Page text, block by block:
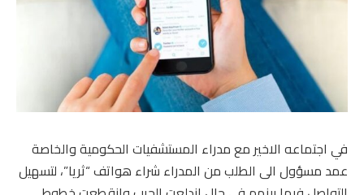
في اجتماعه الاخير مع مدراء المستشفيات الحكومية والخاصة
عمد مسؤول الى الطلب من المدراء شراء هواتف “ثريا”، لتسهيل